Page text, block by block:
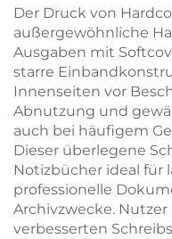
Großauflagen,
mit lackierten
Der Druck von
außergewöhnliche
Ausgaben mit
starre
Innenseiten vor
Abnutzung und
auch bei häufigem
Dieser überlegene
Notizbücher ideal für
professionelle
Archivzwecke.
verbesserten